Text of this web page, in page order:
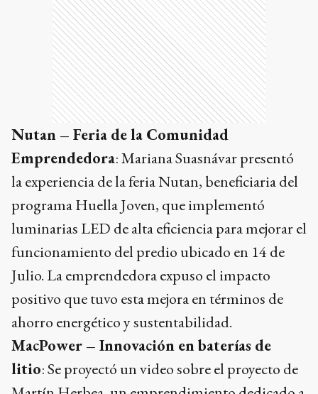
Nutan – Feria de la Comunidad
Emprendedora: Mariana Suasnávar presentó
la experiencia de la feria Nutan, beneficiaria del
programa Huella Joven, que implementó
luminarias LED de alta eficiencia para mejorar el
funcionamiento del predio ubicado en 14 de
Julio. La emprendedora expuso el impacto
positivo que tuvo esta mejora en términos de
ahorro energético y sustentabilidad.
MacPower – Innovación en baterías de
litio: Se proyectó un video sobre el proyecto de